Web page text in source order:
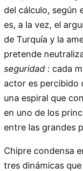
del cálculo, según
es, a la vez, el
de Turquía y la
pretende
seguridad : cada
actor es percibido
una espiral que
en uno de los
entre las grandes
Chipre condensa
tres dinámicas